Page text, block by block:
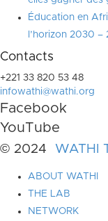
Éducation en
l’horizon 2030
Contacts
+221 33 820 53 48
infowathi@wathi.org
Facebook
YouTube
© 2024 WATHI
ABOUT WATHI
THE LAB
NETWORK